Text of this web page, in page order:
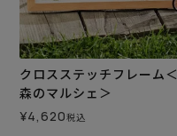
クロスステッチフレーム＜
森のマルシェ＞
¥4,620税込